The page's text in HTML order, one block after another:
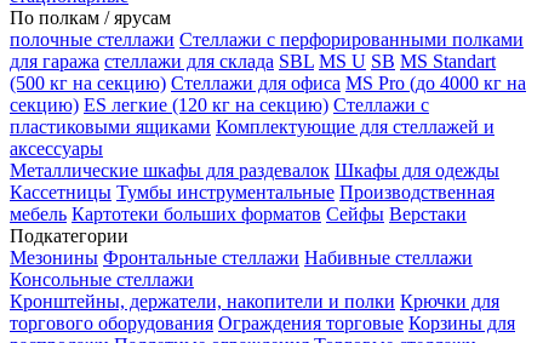
По полкам / ярусам
полочные стеллажи Стеллажи с перфорированными полками
для гаража стеллажи для склада SBL MS U SB MS Standart
(500 кг на секцию) Стеллажи для офиса MS Pro (до 4000 кг на
секцию) ES легкие (120 кг на секцию) Стеллажи с
пластиковыми ящиками Комплектующие для стеллажей и
аксессуары
Металлические шкафы для раздевалок Шкафы для одежды
Кассетницы Тумбы инструментальные Производственная
мебель Картотеки больших форматов Сейфы Верстаки
Подкатегории
Мезонины Фронтальные стеллажи Набивные стеллажи
Консольные стеллажи
Кронштейны, держатели, накопители и полки Крючки для
торгового оборудования Ограждения торговые Корзины для